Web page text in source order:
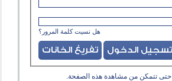
هل نسيت كلمة المرور؟
حتى تتمكن من مشاهدة هذه الصفحة.